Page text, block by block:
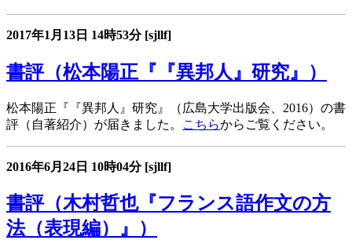
2017年1月13日 14時53分 [sjllf]
書評（松本陽正『『異邦人』研究』）
松本陽正『『異邦人』研究』（広島大学出版会、2016）の書
評（自著紹介）が届きました。
こちらからご覧ください。
2016年6月24日 10時04分 [sjllf]
書評（木村哲也『フランス語作文の方
法（表現編）』）